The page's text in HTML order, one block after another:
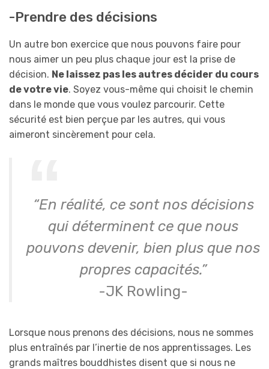
-Prendre des décisions
Un autre bon exercice que nous pouvons faire pour
nous aimer un peu plus chaque jour est la prise de
décision. Ne laissez pas les autres décider du cours
de votre vie. Soyez vous-même qui choisit le chemin
dans le monde que vous voulez parcourir. Cette
sécurité est bien perçue par les autres, qui vous
aimeront sincèrement pour cela.
“En réalité, ce sont nos décisions
qui déterminent ce que nous
pouvons devenir, bien plus que nos
propres capacités.”
-JK Rowling-
Lorsque nous prenons des décisions, nous ne sommes
plus entraînés par l’inertie de nos apprentissages. Les
grands maîtres bouddhistes disent que si nous ne